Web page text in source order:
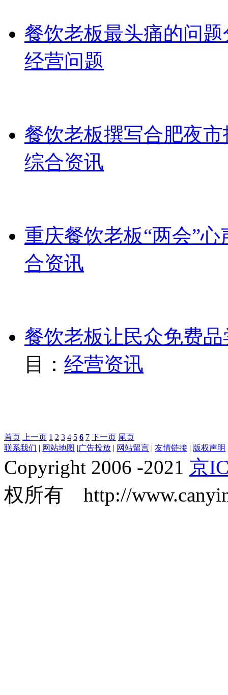
餐饮老板最头痛的问题
经营问题
餐饮老板撰写合肥夜市
综合资讯
重庆餐饮老板“两会”心
合资讯
餐饮老板让民众免费
目： 经营资讯
首页 上一页 1 2 3 4 5 6 7 下一页 尾页
联系我们 | 网站地图 |广告投放 | 网站留言 | 友情链接 | 版权声明
Copyright 2006 -2021 京
权所有 http://